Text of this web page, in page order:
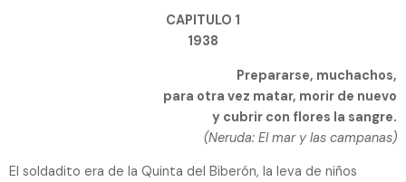
CAPITULO 1
1938
Prepararse, muchachos,
para otra vez matar, morir de nuevo
y cubrir con flores la sangre.
(Neruda: El mar y las campanas)
El soldadito era de la Quinta del Biberón, la leva de niños